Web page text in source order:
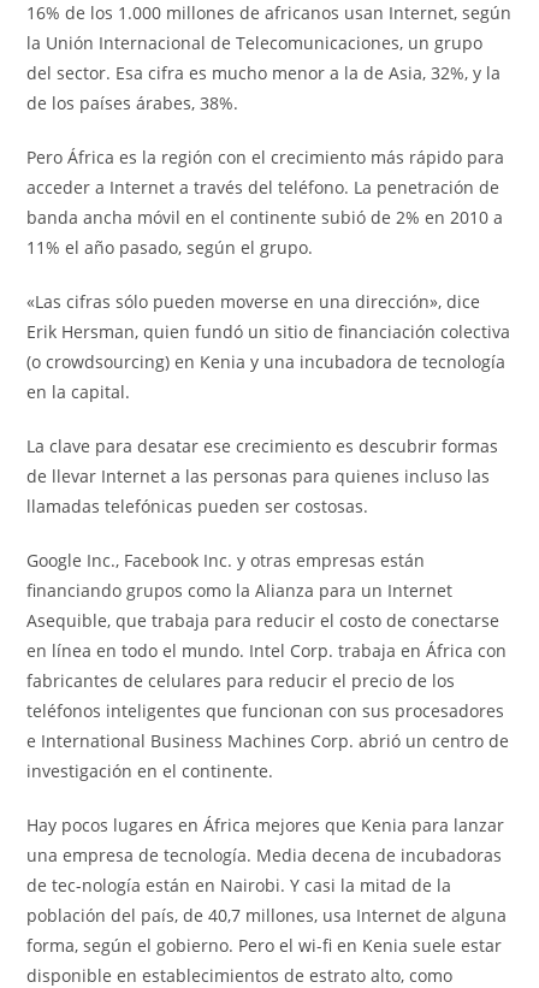
16% de los 1.000 millones de africanos usan Internet, según
la Unión Internacional de Telecomunicaciones, un grupo
del sector. Esa cifra es mucho menor a la de Asia, 32%, y la
de los países árabes, 38%.
Pero África es la región con el crecimiento más rápido para
acceder a Internet a través del teléfono. La penetración de
banda ancha móvil en el continente subió de 2% en 2010 a
11% el año pasado, según el grupo.
«Las cifras sólo pueden moverse en una dirección», dice
Erik Hersman, quien fundó un sitio de financiación colectiva
(o crowdsourcing) en Kenia y una incubadora de tecnología
en la capital.
La clave para desatar ese crecimiento es descubrir formas
de llevar Internet a las personas para quienes incluso las
llamadas telefónicas pueden ser costosas.
Google Inc., Facebook Inc. y otras empresas están
financiando grupos como la Alianza para un Internet
Asequible, que trabaja para reducir el costo de conectarse
en línea en todo el mundo. Intel Corp. trabaja en África con
fabricantes de celulares para reducir el precio de los
teléfonos inteligentes que funcionan con sus procesadores
e International Business Machines Corp. abrió un centro de
investigación en el continente.
Hay pocos lugares en África mejores que Kenia para lanzar
una empresa de tecnología. Media decena de incubadoras
de tec-nología están en Nairobi. Y casi la mitad de la
población del país, de 40,7 millones, usa Internet de alguna
forma, según el gobierno. Pero el wi-fi en Kenia suele estar
disponible en establecimientos de estrato alto, como